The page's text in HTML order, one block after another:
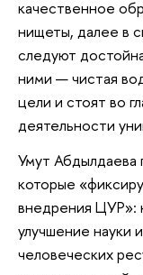
качественное
нищеты, далее в
следуют
ними — чистая
цели и стоят во
деятельности
Умут Абдылдаева
которые
внедрения ЦУР»:
улучшение науки
человеческих